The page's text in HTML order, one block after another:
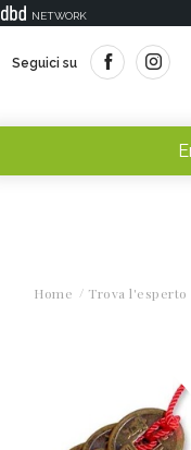
NETWORK
Seguici su
Home Trova l'esperto